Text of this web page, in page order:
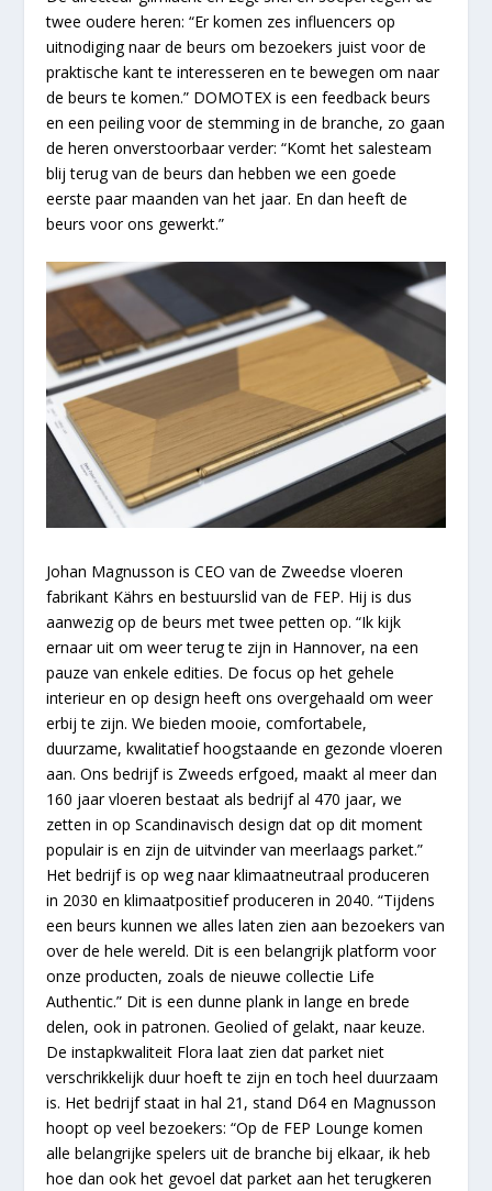
twee oudere heren: “Er komen zes influencers op
uitnodiging naar de beurs om bezoekers juist voor de
praktische kant te interesseren en te bewegen om naar
de beurs te komen.” DOMOTEX is een feedback beurs
en een peiling voor de stemming in de branche, zo gaan
de heren onverstoorbaar verder: “Komt het salesteam
blij terug van de beurs dan hebben we een goede
eerste paar maanden van het jaar. En dan heeft de
beurs voor ons gewerkt.”
Johan Magnusson is CEO van de Zweedse vloeren
fabrikant Kährs en bestuurslid van de FEP. Hij is dus
aanwezig op de beurs met twee petten op. “Ik kijk
ernaar uit om weer terug te zijn in Hannover, na een
pauze van enkele edities. De focus op het gehele
interieur en op design heeft ons overgehaald om weer
erbij te zijn. We bieden mooie, comfortabele,
duurzame, kwalitatief hoogstaande en gezonde vloeren
aan. Ons bedrijf is Zweeds erfgoed, maakt al meer dan
160 jaar vloeren bestaat als bedrijf al 470 jaar, we
zetten in op Scandinavisch design dat op dit moment
populair is en zijn de uitvinder van meerlaags parket.”
Het bedrijf is op weg naar klimaatneutraal produceren
in 2030 en klimaatpositief produceren in 2040. “Tijdens
een beurs kunnen we alles laten zien aan bezoekers van
over de hele wereld. Dit is een belangrijk platform voor
onze producten, zoals de nieuwe collectie Life
Authentic.” Dit is een dunne plank in lange en brede
delen, ook in patronen. Geolied of gelakt, naar keuze.
De instapkwaliteit Flora laat zien dat parket niet
verschrikkelijk duur hoeft te zijn en toch heel duurzaam
is. Het bedrijf staat in hal 21, stand D64 en Magnusson
hoopt op veel bezoekers: “Op de FEP Lounge komen
alle belangrijke spelers uit de branche bij elkaar, ik heb
hoe dan ook het gevoel dat parket aan het terugkeren